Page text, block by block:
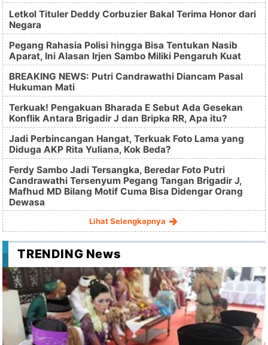
Letkol Tituler Deddy Corbuzier Bakal Terima Honor dari
Negara
Pegang Rahasia Polisi hingga Bisa Tentukan Nasib
Aparat, Ini Alasan Irjen Sambo Miliki Pengaruh Kuat
BREAKING NEWS: Putri Candrawathi Diancam Pasal
Hukuman Mati
Terkuak! Pengakuan Bharada E Sebut Ada Gesekan
Konflik Antara Brigadir J dan Bripka RR, Apa itu?
Jadi Perbincangan Hangat, Terkuak Foto Lama yang
Diduga AKP Rita Yuliana, Kok Beda?
Ferdy Sambo Jadi Tersangka, Beredar Foto Putri
Candrawathi Tersenyum Pegang Tangan Brigadir J,
Mafhud MD Bilang Motif Cuma Bisa Didengar Orang
Dewasa
Lihat Selengkapnya
TRENDING News